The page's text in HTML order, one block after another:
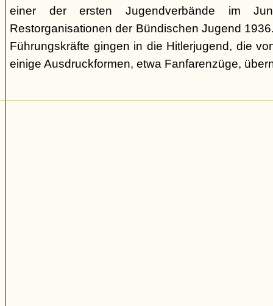
einer der ersten Jugendverbände im
Restorganisationen der Bündischen Jugend
Führungskräfte gingen in die Hitlerjugend, die
einige Ausdruckformen, etwa Fanfarenzüge,